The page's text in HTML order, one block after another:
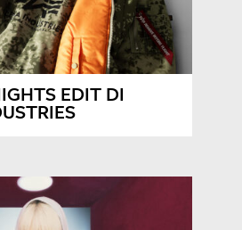
EDIT DI